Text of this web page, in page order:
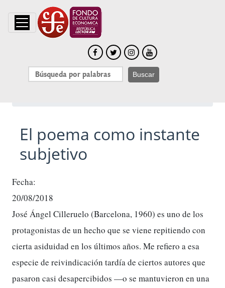
Buscar
Notas de prensa
El poema como instante
subjetivo
Fecha:
20/08/2018
José Ángel Cilleruelo (Barcelona, 1960) es uno de los
protagonistas de un hecho que se viene repitiendo con
cierta asiduidad en los últimos años. Me refiero a esa
especie de reivindicación tardía de ciertos autores que
pasaron casi desapercibidos —o se mantuvieron en una